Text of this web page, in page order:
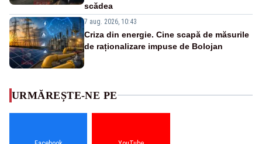
scădea
7 aug. 2026, 10:43
Criza din energie. Cine scapă de măsurile
de raționalizare impuse de Bolojan
URMĂREȘTE-NE PE